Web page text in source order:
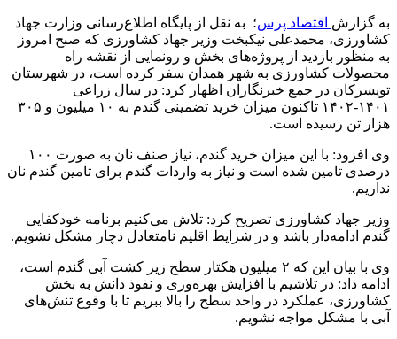
به گزارش اقتصاد پرس؛ به نقل از پایگاه اطلاع‌رسانی وزارت جهاد
کشاورزی، محمدعلی نیکبخت وزیر جهاد کشاورزی که صبح امروز
به منظور بازدید از پروژه‌های بخش و رونمایی از نقشه راه
محصولات کشاورزی به شهر همدان سفر کرده است، در شهرستان
تویسرکان در جمع خبرنگاران اظهار کرد: در سال زراعی
۱۴۰۱-۱۴۰۲ تاکنون میزان خرید تضمینی گندم به ۱۰ میلیون و ۳۰۵
هزار تن رسیده است.
وی افزود: با این میزان خرید گندم، نیاز صنف نان به صورت ۱۰۰
درصدی تامین شده است و نیاز به واردات گندم برای تامین گندم نان
نداریم.
وزیر جهاد کشاورزی تصریح کرد: تلاش می‌کنیم برنامه خودکفایی
گندم ادامه‌دار باشد و در شرایط اقلیم نامتعادل دچار مشکل نشویم.
وی با بیان این که ۲ میلیون هکتار سطح زیر کشت آبی گندم است،
ادامه داد: در تلاشیم با افزایش بهره‌وری و نفوذ دانش به بخش
کشاورزی، عملکرد در واحد سطح را بالا ببریم تا با وقوع تنش‌های
آبی با مشکل مواجه نشویم.